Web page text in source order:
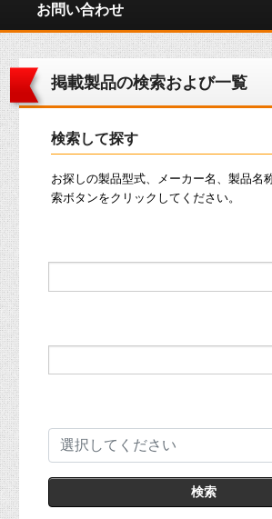
お問い合わせ
掲載製品の検索および一覧
検索して探す
お探しの製品型式、メーカー名、製品名
索ボタンをクリックしてください。
選択してください